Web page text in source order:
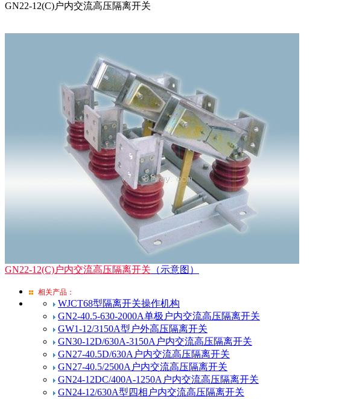
GN22-12(C)户内交流高压隔离开关
GN22-12(C)户内交流高压隔离开关 （示意图）
相关产品：
WJCT68型隔离开关操作机构
GN2-40.5-630-2000A单极户内交流高压隔离开关
GW1-12/3150A型户外高压隔离开关
GN30-12D/630A-3150A户内交流高压隔离开关
GN27-40.5D/630A户内交流高压隔离开关
GN27-40.5/2500A户内交流高压隔离开关
GN24-12DC/400A-1250A户内交流高压隔离开关
GN24-12/630A型四相户内交流高压隔离开关